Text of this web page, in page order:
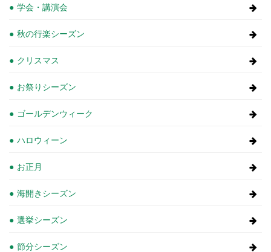
学会・講演会
秋の行楽シーズン
クリスマス
お祭りシーズン
ゴールデンウィーク
ハロウィーン
お正月
海開きシーズン
選挙シーズン
節分シーズン